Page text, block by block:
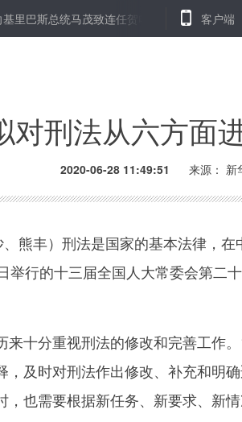
斯总统马茂致连任贺电 尼泊尔新冠确诊
客户端
对刑法从六方面
2020-06-28 11:49:51 来源： 新
丰）刑法是国家的基本法律，在
举行的十三届全国人大常委会第二
十分重视刑法的修改和完善工作
及时对刑法作出修改、补充和明
也需要根据新任务、新要求、新情